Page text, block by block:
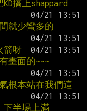
搞上shappard
就少蠻多的
箭呀
畫面的~~~
根本站在我們這
下半場上滿